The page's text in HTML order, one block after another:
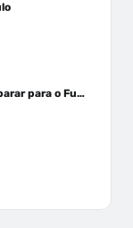
Nova Era - Como se Preparar para o Futuro